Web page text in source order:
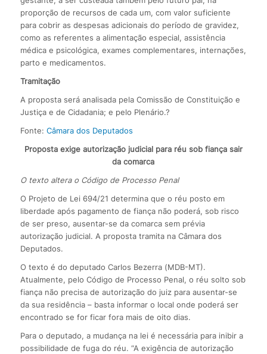
proporção de recursos de cada um, com valor suficiente
para cobrir as despesas adicionais do período de gravidez,
como as referentes a alimentação especial, assistência
médica e psicológica, exames complementares, internações,
parto e medicamentos.
Tramitação
A proposta será analisada pela Comissão de Constituição e
Justiça e de Cidadania; e pelo Plenário.?
Fonte: Câmara dos Deputados
Proposta exige autorização judicial para réu sob fiança sair
da comarca
O texto altera o Código de Processo Penal
O Projeto de Lei 694/21 determina que o réu posto em
liberdade após pagamento de fiança não poderá, sob risco
de ser preso, ausentar-se da comarca sem prévia
autorização judicial. A proposta tramita na Câmara dos
Deputados.
O texto é do deputado Carlos Bezerra (MDB-MT).
Atualmente, pelo Código de Processo Penal, o réu solto sob
fiança não precisa de autorização do juiz para ausentar-se
da sua residência – basta informar o local onde poderá ser
encontrado se for ficar fora mais de oito dias.
Para o deputado, a mudança na lei é necessária para inibir a
possibilidade de fuga do réu. “A exigência de autorização